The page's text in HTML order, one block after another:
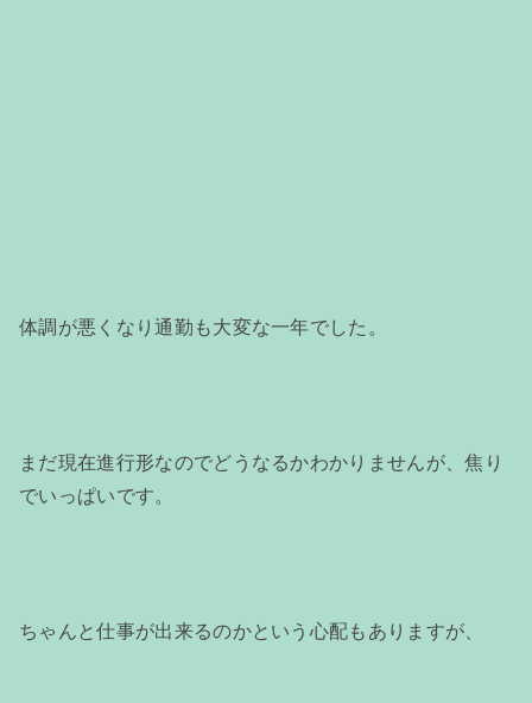
体調が悪くなり通勤も大変な一年でした。
まだ現在進行形なのでどうなるかわかりませんが、焦り
でいっぱいです。
ちゃんと仕事が出来るのかという心配もありますが、